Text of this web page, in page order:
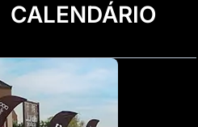
CALENDÁRIO